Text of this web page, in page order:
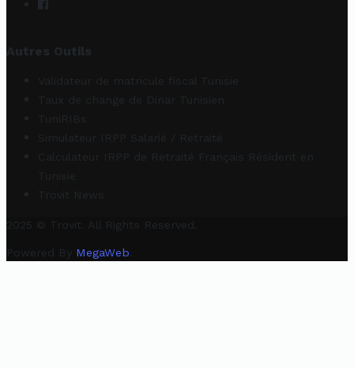
Autres Outils
Validateur de matricule fiscal Tunisie
Taux de change de Dinar Tunisien
TuniRIBs
Simulateur IRPP Salarié / Retraité
Calculateur IRPP de Retraité Français Résident en
Tunisie
Trovit News
2025 © Trovit. All Rights Reserved.
Powered By MegaWeb